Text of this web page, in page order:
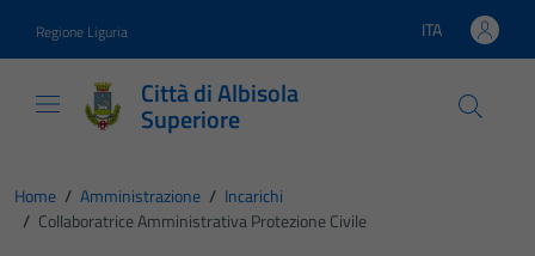
Regione Liguria Lingua attiva:
ITA
Città di Albisola
Superiore
Home / Amministrazione / Incarichi
/ Collaboratrice Amministrativa Protezione Civile